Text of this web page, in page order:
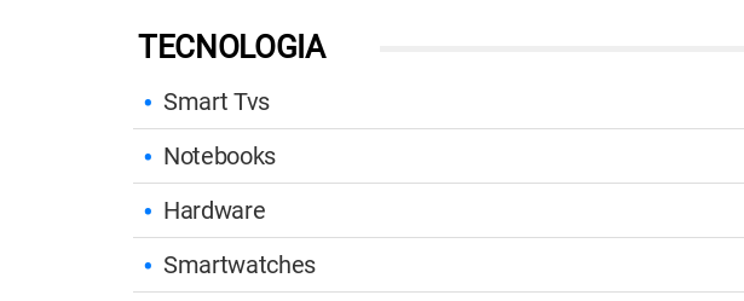
TECNOLOGIA
Smart Tvs
Notebooks
Hardware
Smartwatches